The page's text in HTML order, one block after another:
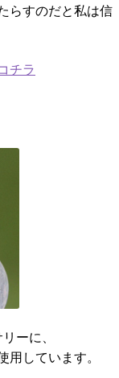
らすのだと私は信
チラ
ーに、
しています。